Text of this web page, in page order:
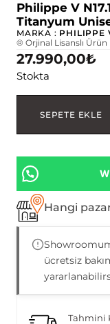
Philippe V
Titanyum
MARKA : PHILIPPE
® Orjinal Lisanslı Ürün
27.990,00₺
Stokta
SEPETE EKLE
Hangi
ücretsiz
Tahmini